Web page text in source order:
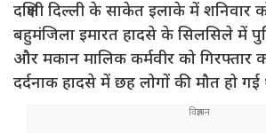
दक्षिणी दिल्ली के साकेत इलाके में शनिवार
बहुमंजिला इमारत हादसे के सिलसिले में
और मकान मालिक कर्मवीर को गिरफ्तार
दर्दनाक हादसे में छह लोगों की मौत हो गई